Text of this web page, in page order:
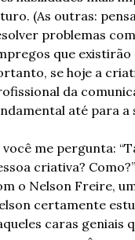
(As outras:
problemas
que
se hoje a
da
até para a
você me pergunta:
criativa?
o Nelson Freire,
certamente
caras geniais